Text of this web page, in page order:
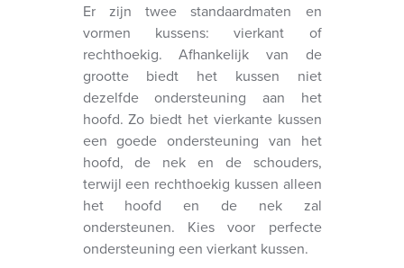
Er zijn twee standaardmaten en
vormen kussens: vierkant of
rechthoekig. Afhankelijk van de
grootte biedt het kussen niet
dezelfde ondersteuning aan het
hoofd. Zo biedt het vierkante kussen
een goede ondersteuning van het
hoofd, de nek en de schouders,
terwijl een rechthoekig kussen alleen
het hoofd en de nek zal
ondersteunen. Kies voor perfecte
ondersteuning een vierkant kussen.